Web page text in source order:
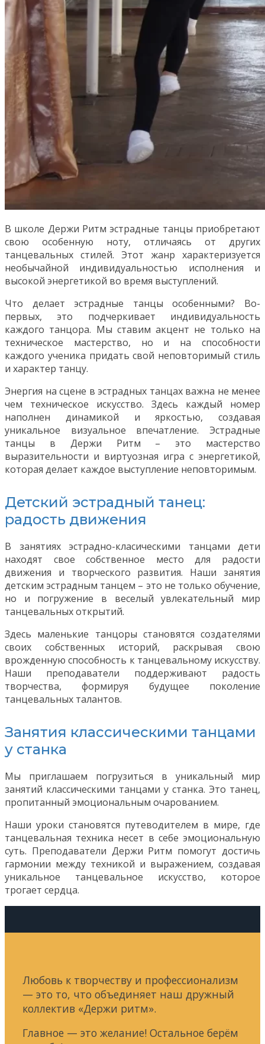
В школе Держи Ритм эстрадные танцы приобретают
свою особенную ноту, отличаясь от других
танцевальных стилей. Этот жанр характеризуется
необычайной индивидуальностью исполнения и
высокой энергетикой во время выступлений.
Что делает эстрадные танцы особенными? Во-
первых, это подчеркивает индивидуальность
каждого танцора. Мы ставим акцент не только на
техническое мастерство, но и на способности
каждого ученика придать свой неповторимый стиль
и характер танцу.
Энергия на сцене в эстрадных танцах важна не менее
чем техническое искусство. Здесь каждый номер
наполнен динамикой и яркостью, создавая
уникальное визуальное впечатление. Эстрадные
танцы в Держи Ритм – это мастерство
выразительности и виртуозная игра с энергетикой,
которая делает каждое выступление неповторимым.
Детский эстрадный танец:
радость движения
В занятиях эстрадно-класическими танцами дети
находят свое собственное место для радости
движения и творческого развития. Наши занятия
детским эстрадным танцем – это не только обучение,
но и погружение в веселый увлекательный мир
танцевальных открытий.
Здесь маленькие танцоры становятся создателями
своих собственных историй, раскрывая свою
врожденную способность к танцевальному искусству.
Наши преподаватели поддерживают радость
творчества, формируя будущее поколение
танцевальных талантов.
Занятия классическими танцами
у станка
Мы приглашаем погрузиться в уникальный мир
занятий классическими танцами у станка. Это танец,
пропитанный эмоциональным очарованием.
Наши уроки становятся путеводителем в мире, где
танцевальная техника несет в себе эмоциональную
суть. Преподаватели Держи Ритм помогут достичь
гармонии между техникой и выражением, создавая
уникальное танцевальное искусство, которое
трогает сердца.
Любовь к творчеству и профессионализм
— это то, что объединяет наш дружный
коллектив «Держи ритм».
Главное — это желание! Остальное берём